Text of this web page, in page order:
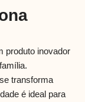
produto inovador
transforma
é ideal para